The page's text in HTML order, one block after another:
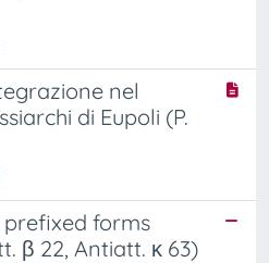
nel
di Eupoli (P.
prefixed forms
β 22, Antiatt. κ 63)